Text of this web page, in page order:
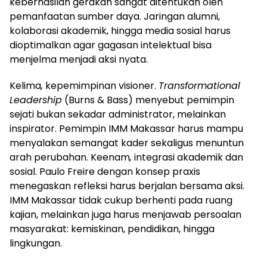
pemanfaatan sumber daya. Jaringan alumni,
kolaborasi akademik, hingga media sosial harus
dioptimalkan agar gagasan intelektual bisa
menjelma menjadi aksi nyata.
Kelima, kepemimpinan visioner. Transformational
Leadership (Burns & Bass) menyebut pemimpin
sejati bukan sekadar administrator, melainkan
inspirator. Pemimpin IMM Makassar harus mampu
menyalakan semangat kader sekaligus menuntun
arah perubahan. Keenam, integrasi akademik dan
sosial. Paulo Freire dengan konsep praxis
menegaskan refleksi harus berjalan bersama aksi.
IMM Makassar tidak cukup berhenti pada ruang
kajian, melainkan juga harus menjawab persoalan
masyarakat: kemiskinan, pendidikan, hingga
lingkungan.